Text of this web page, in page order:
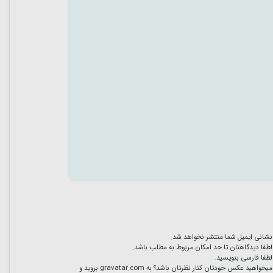
ایمیل شما منتشر نخواهد شد.
دیدگاهتان تا حد امکان مربوط به مطلب باشد.
فارسی بنویسید.
عکس خودتان کنار نظرتان باشد؟ به gravatar.com بروید و